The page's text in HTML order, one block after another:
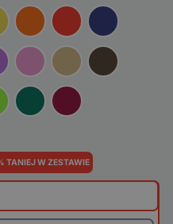
TANIEJ W ZESTAWIE